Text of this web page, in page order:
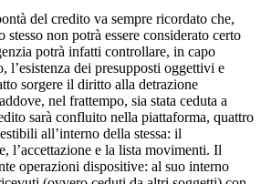
del credito va sempre ricordato che,
stesso non potrà essere considerato certo
potrà infatti controllare, in capo
l’esistenza dei presupposti oggettivi e
sorgere il diritto alla detrazione
nel frattempo, sia stata ceduta a
sarà confluito nella piattaforma, quattro
all’interno della stessa: il
l’accettazione e la lista movimenti. Il
operazioni dispositive: al suo interno